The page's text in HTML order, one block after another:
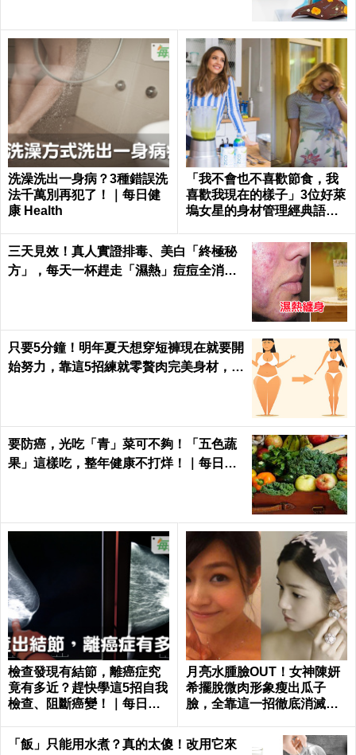
洗澡洗出一身病？3種錯誤洗
法千萬別再犯了！｜每日健
康 Health
「我不會也不喜歡節食，我
喜歡我現在的樣子」3位好萊
塢女星的身材管理經典語
的！
三天見效！真人實證排毒、美白「終極秘
方」，每天一杯趕走「濕熱」痘痘全消失
只要5分鐘！明年夏天想穿短褲現在就要開
始努力，靠這5招練就零贅肉完美身材，怎
要防癌，光吃「青」菜可不夠！「五色蔬
果」這樣吃，整年健康不打烊！｜每日健
檢查發現有結節，離癌症究
竟有多近？趕快學這5招自我
檢查、阻斷癌變！｜每日健
月亮水腫臉OUT！女神陳妍
希擺脫微肉形象瘦出瓜子
臉，全靠這一招徹底消滅嬰
「飯」只能用水煮？真的太傻！改用它來